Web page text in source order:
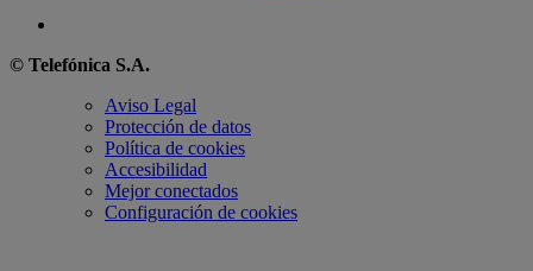
© Telefónica S.A.
Aviso Legal
Protección de datos
Política de cookies
Accesibilidad
Mejor conectados
Configuración de cookies